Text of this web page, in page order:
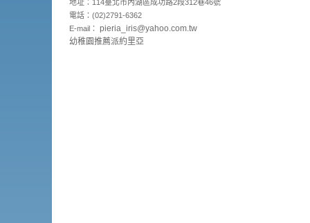
地址：114臺北市內湖區成功路2段312巷46號
電話：(02)2791-6362
E-mail： pieria_ iris@yahoo.com.tw
幼稚園推薦派約里亞